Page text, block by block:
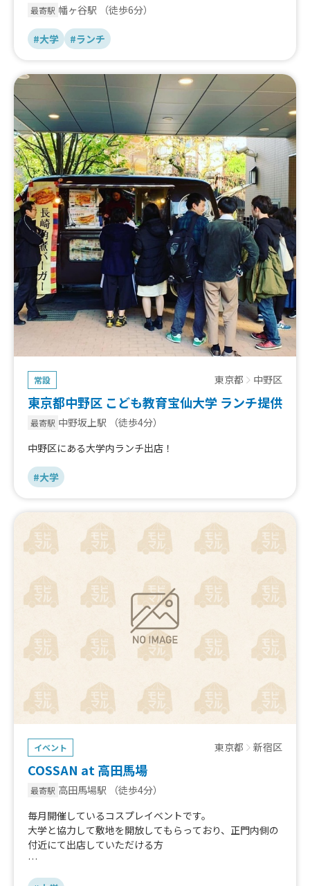
最寄駅 幡ヶ谷駅 （徒歩6分）
#大学 #ランチ
常設 東京都 中野区
東京都中野区 こども教育宝仙大学 ランチ提供
最寄駅 中野坂上駅
（徒歩4分）
中野区にある大学内ランチ出店！
#大学
イベント 東京都 新宿区
COSSAN at 高田馬場
最寄駅 高田馬場駅
（徒歩4分）
毎月開催しているコスプレイベントです。
大学と協力して敷地を開放してもらっており、正門内側の
付近にて出店していただける方